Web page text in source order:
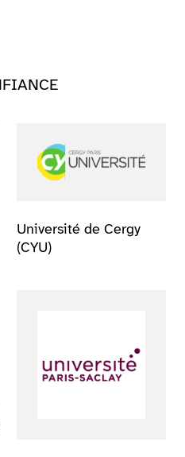
Université de Cergy
(CYU)